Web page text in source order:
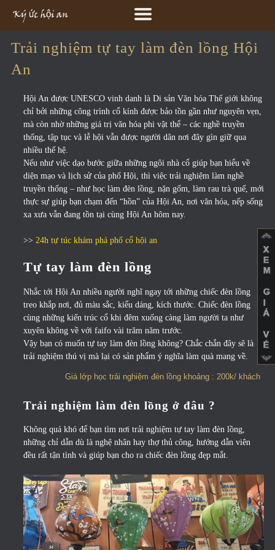
Trải nghiệm tự tay làm đèn lồng Hội
An
Hội An được UNESCO vinh danh là Di sản Văn hóa Thế giới không
chỉ bởi những công trình cổ kính được bảo tồn gần như nguyên vẹn,
mà còn nhờ những giá trị văn hóa phi vật thể – các nghề truyền
thống, tập tục và lễ hội vẫn được người dân nơi đây gìn giữ qua
nhiều thế hệ.
Nếu như việc dạo bước giữa những ngôi nhà cổ giúp bạn hiểu về
diện mạo và lịch sử của phố Hội, thì việc trải nghiệm làm nghề
truyền thống – như học làm đèn lồng, nặn gốm, làm rau trà quế, mới
thực sự giúp bạn chạm đến “hồn” của Hội An, nơi văn hóa, nếp sống
xa xưa vẫn đang tồn tại cùng Hội An hôm nay.
>> 24h tự túc khám phá phố cổ hội an
Tự tay làm đèn lồng
Nhắc tới Hội An nhiều người nghĩ ngay tới những chiếc đèn lồng
treo khắp nơi, đủ màu sắc, kiểu dáng, kích thước. Chiếc đèn lồng
cùng những kiến trúc cổ khi đêm xuống càng làm người ta như
xuyên không về với faifo vài trăm năm trước.
Vậy bạn có muốn tự tay làm đèn lồng không? Chắc chắn đây sẽ là
trải nghiệm thú vị mà lại có sản phẩm ý nghĩa làm quà mang về.
Giá lớp học trải nghiệm đèn lồng khoảng : 200k/ khách
Trải nghiệm làm đèn lồng ở đâu ?
Không quá khó để bạn tìm nơi trải nghiệm tự tay làm đèn lồng,
những chỉ dẫn dù là nghệ nhân hay thợ thủ công, hướng dẫn viên
đều rất tận tình và giúp bạn cho ra chiếc đèn lồng đẹp mắt.